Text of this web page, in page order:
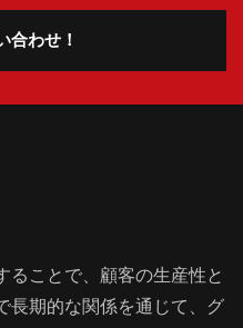
合わせ！
ることで、顧客の生産性と
長期的な関係を通じて、グ